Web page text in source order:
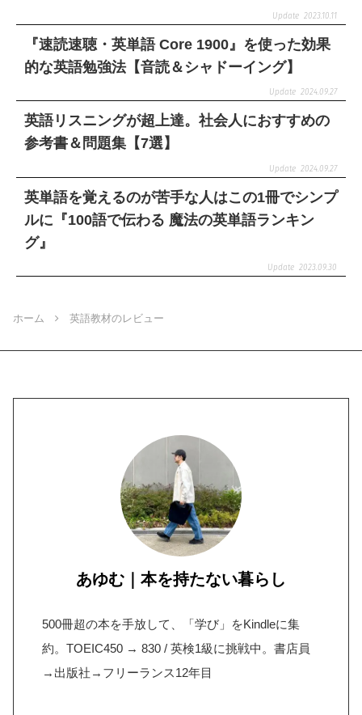
2023.10.11
『速読速聴・英単語 Core 1900』を使った効果
的な英語勉強法【音読＆シャドーイング】
2024.09.27
英語リスニングが超上達。社会人におすすめの
参考書＆問題集【7選】
2024.09.27
英単語を覚えるのが苦手な人はこの1冊でシンプ
ルに『100語で伝わる 魔法の英単語ランキン
グ』
2023.09.30
ホーム 英語教材のレビュー
あゆむ｜本を持たない暮らし
500冊超の本を手放して、「学び」をKindleに集
約。TOEIC450 → 830 / 英検1級に挑戦中。書店員
→出版社→フリーランス12年目